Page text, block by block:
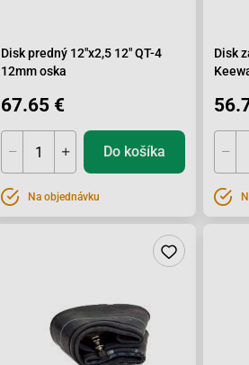
Disk predný 12"x2,5 12" QT-4
12mm oska
67.65 €
Do košíka
Na objednávku
Disk